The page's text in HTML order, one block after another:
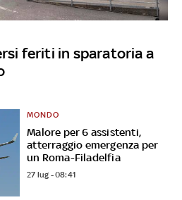
feriti in sparatoria a
Malore per 6 assistenti,
atterraggio emergenza per
un Roma-Filadelfia
MONDO
27 lug - 08:41